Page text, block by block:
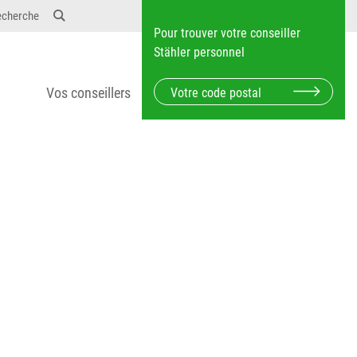
Pour trouver votre conseiller
Stähler personnel
Vos conseillers
Dosierungen: test 123 dfasdf asdfW134 245 34"